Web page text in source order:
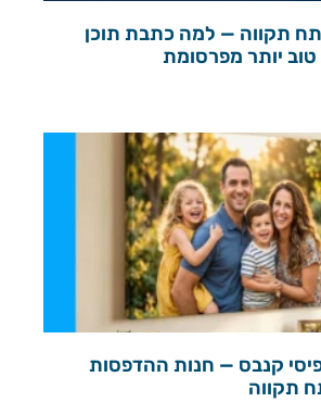
תקווה — למה כתבת תוכן
יותר מפרסומת
פיסי קנבס — חנות ההדפסות
תקווה